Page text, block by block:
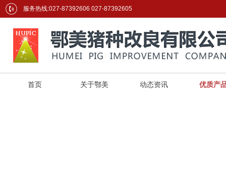
服务热线:027-87392606 027-87392605
首页 关于鄂美 动态资讯 优质产